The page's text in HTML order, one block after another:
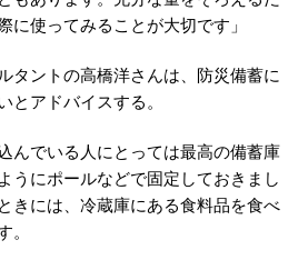
に使ってみることが大切です」
タントの高橋洋さんは、防災備蓄に
とアドバイスする。
んでいる人にとっては最高の備蓄庫
うにポールなどで固定しておきまし
きには、冷蔵庫にある食料品を食べ
。